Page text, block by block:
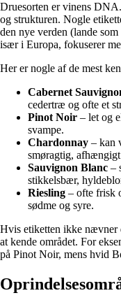
Druesorten er vinens
og strukturen. Nogle
den nye verden (lande
især i Europa, fokuserer
Her er nogle af de mest
Cabernet
cedertræ og ofte et
Pinot Noir – let og
svampe.
Chardonnay – kan
smøragtig,
Sauvignon Blanc –
stikkelsbær,
Riesling – ofte frisk
sødme og syre.
Hvis etiketten ikke nævner
at kende området. For
på Pinot Noir, mens hvid